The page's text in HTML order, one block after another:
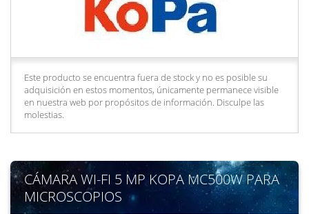
Este producto se encuentra fuera de stock y no es posible su
adquisición en estos momentos, únicamente permanece visible
en nuestra web por propósitos de información. Disculpe las
molestias.
CÁMARA WI-FI 5 MP KOPA MC500W PARA
MICROSCOPIOS